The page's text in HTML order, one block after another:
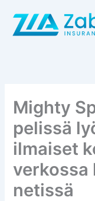
content
Mighty
pelissä
ilmaiset
verkossa
netissä